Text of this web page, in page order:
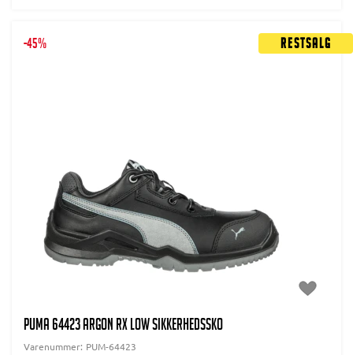
Restsalg
-45%
PUMA 64423 ARGON RX LOW SIKKERHEDSSKO
Varenummer: PUM-64423